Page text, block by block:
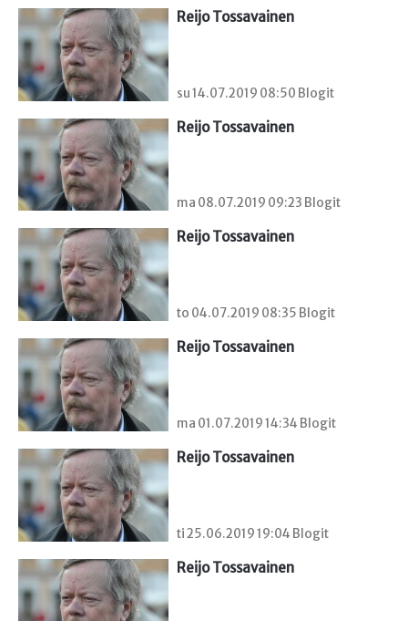
Reijo Tossavainen
su 14.07.2019 08:50 Blogit
Reijo Tossavainen
ma 08.07.2019 09:23 Blogit
Reijo Tossavainen
to 04.07.2019 08:35 Blogit
Reijo Tossavainen
ma 01.07.2019 14:34 Blogit
Reijo Tossavainen
ti 25.06.2019 19:04 Blogit
Reijo Tossavainen